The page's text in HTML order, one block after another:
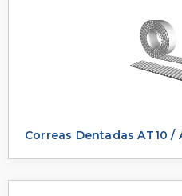
Correas Dentadas AT10 /